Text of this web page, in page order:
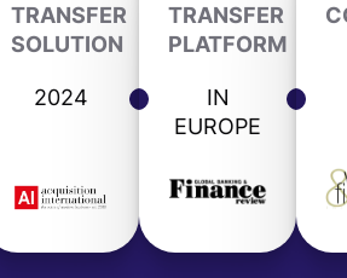
TRANSFER
SOLUTION
2024
TRANSFER
PLATFORM
IN
EUROPE